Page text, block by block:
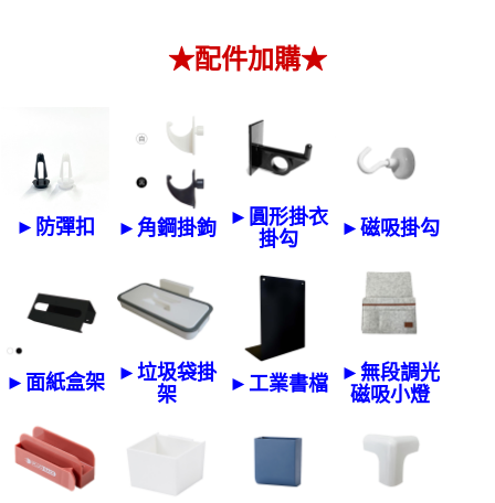
★配件加購★
►防彈扣 ►角鋼掛鉤
►圓形掛衣
掛勾
►磁吸掛勾
►面紙盒架
►垃圾袋掛
架
►工業書檔
►無段調光
磁吸小燈